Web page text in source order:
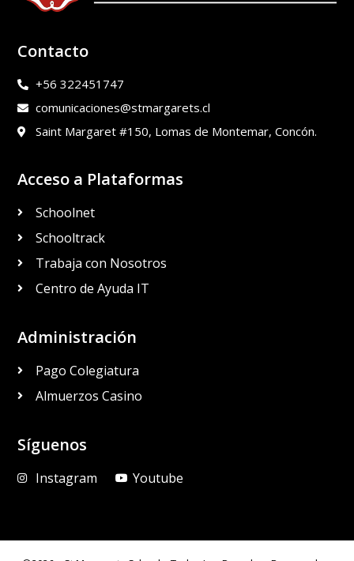
Contacto
+56 322451747
comunicaciones@stmargarets.cl
Saint Margaret #150, Lomas de Montemar, Concón.
Acceso a Plataformas
Schoolnet
Schooltrack
Trabaja con Nosotros
Centro de Ayuda IT
Administración
Pago Colegiatura
Almuerzos Casino
Síguenos
Instagram Youtube